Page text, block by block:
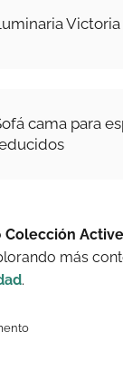
Victoria
cama para
Colección
más
.